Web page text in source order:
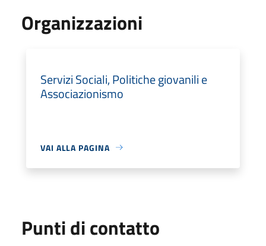
Organizzazioni
Servizi Sociali, Politiche giovanili e
Associazionismo
VAI ALLA PAGINA
Punti di contatto